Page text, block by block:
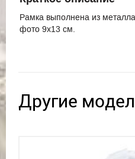
Рамка выполнена из
фото 9х13 см.
Другие